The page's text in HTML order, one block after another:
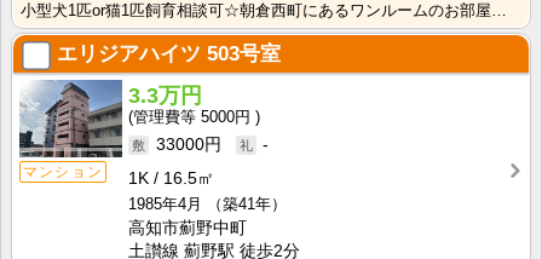
小型犬1匹or猫1匹飼育相談可☆朝倉西町にあるワンルームのお部屋です！インターネット月額接続使用無料･･･
エリジアハイツ 503号室
マンション
3.3万円
5000円
33000円
-
1K
16.5㎡
1985年4月
（築41年）
高知市薊野中町
土讃線 薊野駅 徒歩2分